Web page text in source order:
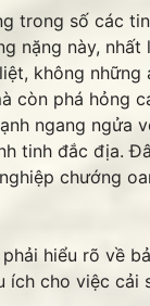
trong số các
nặng này,
không
còn phá hỏng
ngang ngửa
tinh đắc địa.
chướng
hiểu rõ về
cho việc cải